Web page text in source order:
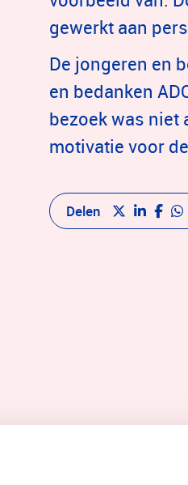
gewerkt aan
De jongeren en
en bedanken
bezoek was niet
motivatie voor
Delen